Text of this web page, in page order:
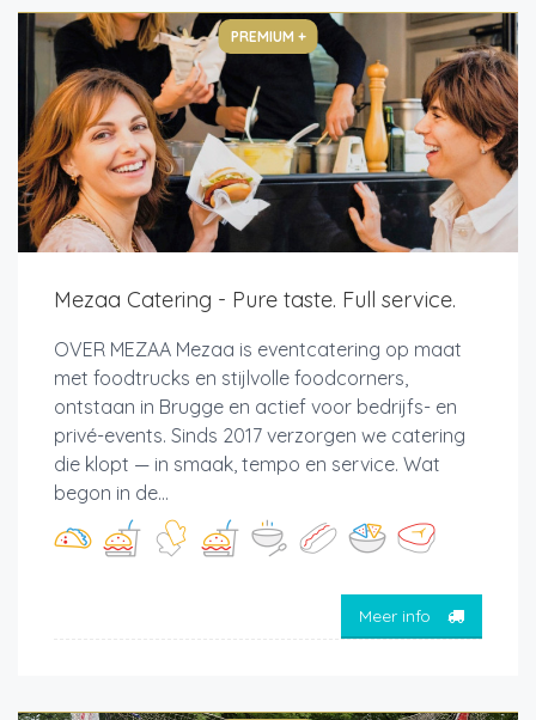
PREMIUM +
Mezaa Catering - Pure taste. Full service.
OVER MEZAA Mezaa is eventcatering op maat
met foodtrucks en stijlvolle foodcorners,
ontstaan in Brugge en actief voor bedrijfs- en
privé-events. Sinds 2017 verzorgen we catering
die klopt — in smaak, tempo en service. Wat
begon in de...
Meer info